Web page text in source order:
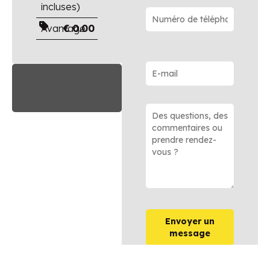
incluses)
Avantage
€0.00
Envoyer un
message